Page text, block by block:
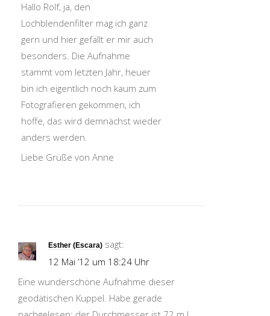
Hallo Rolf, ja, den
Lochblendenfilter mag ich ganz
gern und hier gefällt er mir auch
besonders. Die Aufnahme
stammt vom letzten Jahr, heuer
bin ich eigentlich noch kaum zum
Fotografieren gekommen, ich
hoffe, das wird demnächst wieder
anders werden.
Liebe Grüße von Anne
Esther (Escara) sagt:
12 Mai ’12 um 18:24 Uhr
Eine wunderschöne Aufnahme dieser
geodätischen Kuppel. Habe gerade